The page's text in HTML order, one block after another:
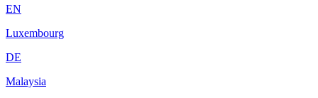
EN
Luxembourg
DE
Malaysia